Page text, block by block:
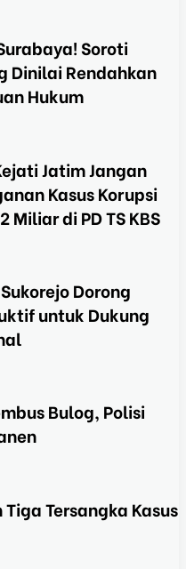
Soroti
Dinilai Rendahkan
Hukum
Jatim Jangan
Kasus Korupsi
Miliar di PD TS KBS
Dorong
untuk Dukung
Bulog, Polisi
Tersangka Kasus